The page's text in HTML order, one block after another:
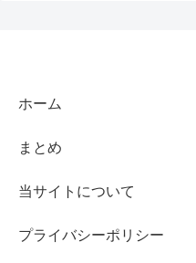
ホーム
まとめ
当サイトについて
プライバシーポリシー